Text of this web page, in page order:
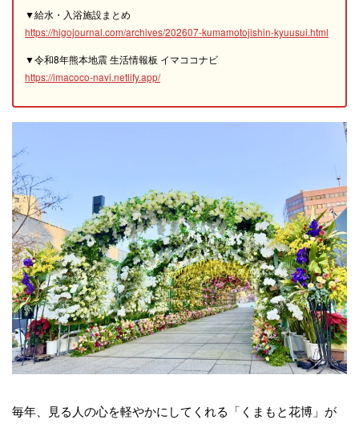
▼給水・入浴施設まとめ
https://higojournal.com/archives/202607-kumamotojishin-kyuusui.html
▼令和8年熊本地震 生活情報板 イマココナビ
https://imacoco-navi.netlify.app/
毎年、見る人の心を軽やかにしてくれる「くまもと花博」が